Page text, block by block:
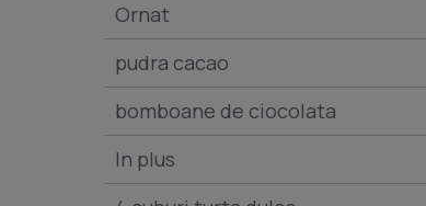
Ornat
pudra cacao
bomboane de ciocolata
In plus